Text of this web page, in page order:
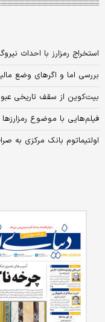
استخراج رمزارز با احداث
بررسی اما و اگرهای وضع
بیت‌کوین از سقف تاریخی
فیلم‌هایی با موضوع رمزارزها
اولتیماتوم بانک مرکزی به